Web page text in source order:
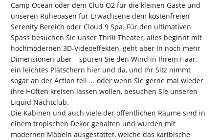
Camp Ocean oder dem Club O2 für die kleinen Gäste und
unseren Ruheoasen für Erwachsene dem kostenfreien
Serenity Bereich oder Cloud 9 Spa. Für den ultimativen
Spass besuchen Sie unser Thrill Theater, alles beginnt mit
hochmodernen 3D-Videoeffekten, geht aber in noch mehr
Dimensionen über – spüren Sie den Wind in Ihrem Haar,
ein leichtes Plätschern hier und da, und Ihr Sitz nimmt
sogar an der Action teil ... oder wenn Sie gerne mal wieder
ihre Hüften kreisen lassen wollen, besuchen Sie unseren
Liquid Nachtclub.
Die Kabinen und auch viele der öffentlichen Räume sind in
einem tropischen Dekor gehalten und wurden mit
modernen Möbeln ausgestattet, welche das karibische